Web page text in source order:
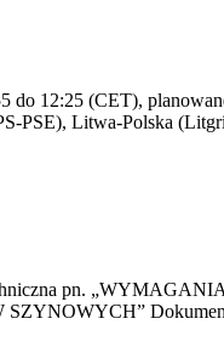
12:25 (CET),
PSE), Litwa-Polska
pn.
Dokument